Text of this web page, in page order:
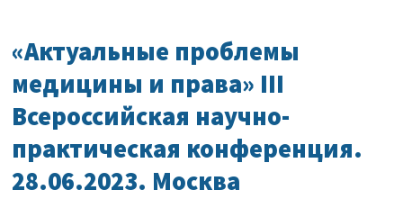
«Актуальные проблемы
медицины и права» III
Всероссийская научно-
практическая конференция.
28.06.2023. Москва